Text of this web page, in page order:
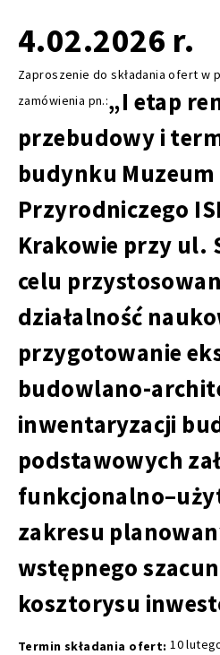
4.02.2026 r.
Zaproszenie do składania ofert w
zamówienia pn.:„I etap
przebudowy i
budynku Muzeum
Przyrodniczego
Krakowie przy ul.
celu
działalność
przygotowanie
budowlano-
inwentaryzacji
podstawowych
zakresu
wstępnego
kosztorysu
Termin składania ofert: 10